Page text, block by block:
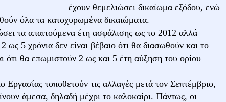
έχουν θεμελιώσει δικαίωμα εξόδου, ενώ
όλα τα κατοχυρωμένα δικαιώματα.
τα απαιτούμενα έτη ασφάλισης ως το 2012 αλλά
ως 5 χρόνια δεν είναι βέβαιο ότι θα διασωθούν και το
ότι θα επωμιστούν 2 ως και 5 έτη αύξηση του ορίου
τοποθετούν τις αλλαγές μετά τον Σεπτέμβριο,
άμεσα, δηλαδή μέχρι το καλοκαίρι. Πάντως, οι